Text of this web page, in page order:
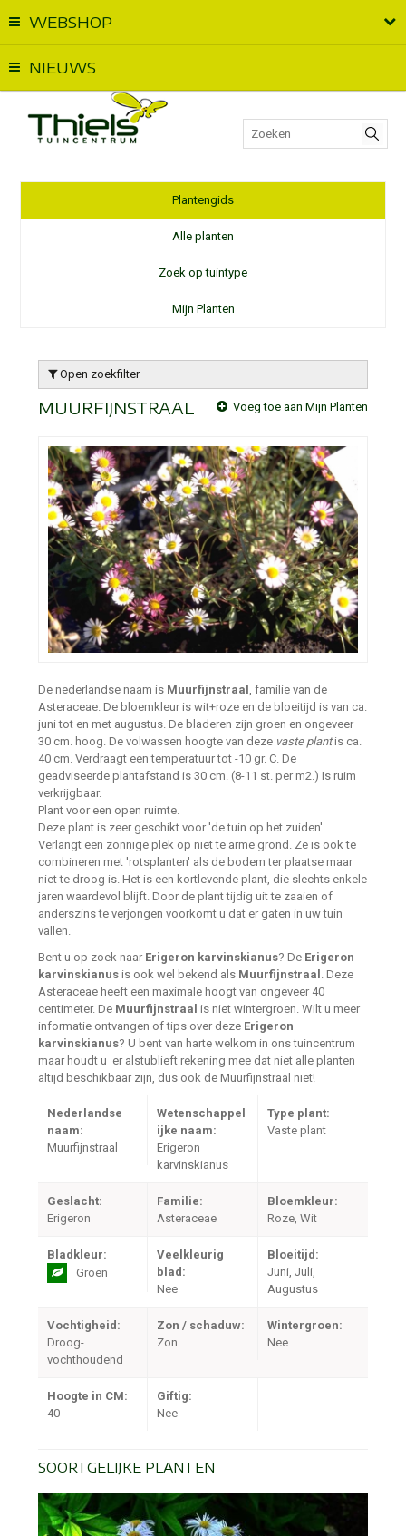
WEBSHOP
NIEUWS
Plantengids
Alle planten
Zoek op tuintype
Mijn Planten
Open zoekfilter
MUURFIJNSTRAAL Voeg toe aan Mijn Planten
De nederlandse naam is Muurfijnstraal
, familie van de
Asteraceae. De bloemkleur is wit+roze en de bloeitijd is van ca.
juni tot en met augustus. De bladeren zijn groen en ongeveer
30 cm. hoog. De volwassen hoogte van deze vaste plantis ca.
40 cm. Verdraagt een temperatuur tot -10 gr. C. De
geadviseerde plantafstand is 30 cm. (8-11 st. per m2.) Is ruim
verkrijgbaar.
Plant voor een open ruimte.
Deze plant is zeer geschikt voor 'de tuin op het zuiden'.
Verlangt een zonnige plek op niet te arme grond. Ze is ook te
combineren met 'rotsplanten' als de bodem ter plaatse maar
niet te droog is. Het is een kortlevende plant, die slechts enkele
jaren waardevol blijft. Door de plant tijdig uit te zaaien of
anderszins te verjongen voorkomt u dat er gaten in uw tuin
vallen.
Bent u op zoek naar Erigeron karvinskianus? De Erigeron
karvinskianus is ook wel bekend als Muurfijnstraal
. Deze
Asteraceae heeft een maximale hoogt van ongeveer 40
centimeter. De Muurfijnstraal is niet wintergroen. Wilt u meer
informatie ontvangen of tips over deze Erigeron
karvinskianus? U bent van harte welkom in ons tuincentrum
maar houdt u er alstublieft rekening mee dat niet alle planten
altijd beschikbaar zijn, dus ook de Muurfijnstraal niet!
Nederlandse
naam:
Muurfijnstraal
Wetenschappel
ijke naam:
Erigeron
karvinskianus
Type plant:
Vaste plant
Geslacht:
Erigeron
Familie:
Asteraceae
Bloemkleur:
Roze, Wit
Bladkleur:
Groen
Veelkleurig
blad:
Nee
Bloeitijd:
Juni, Juli,
Augustus
Vochtigheid:
Droog-
vochthoudend
Zon / schaduw:
Zon
Wintergroen:
Nee
Hoogte in CM:
40
Giftig:
Nee
SOORTGELIJKE PLANTEN